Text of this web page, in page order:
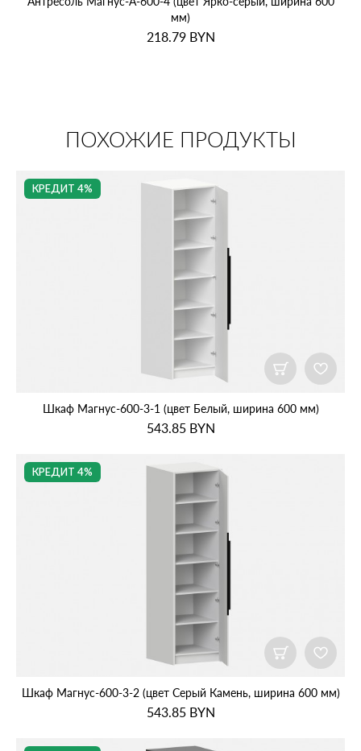
мм)
218.79BYN
ПОХОЖИЕ ПРОДУКТЫ
КРЕДИТ 4%
Шкаф Магнус‑600‑3‑1 (цвет Белый, ширина 600 мм)
543.85BYN
КРЕДИТ 4%
Шкаф Магнус‑600‑3‑2 (цвет Серый Камень, ширина 600 мм)
543.85BYN